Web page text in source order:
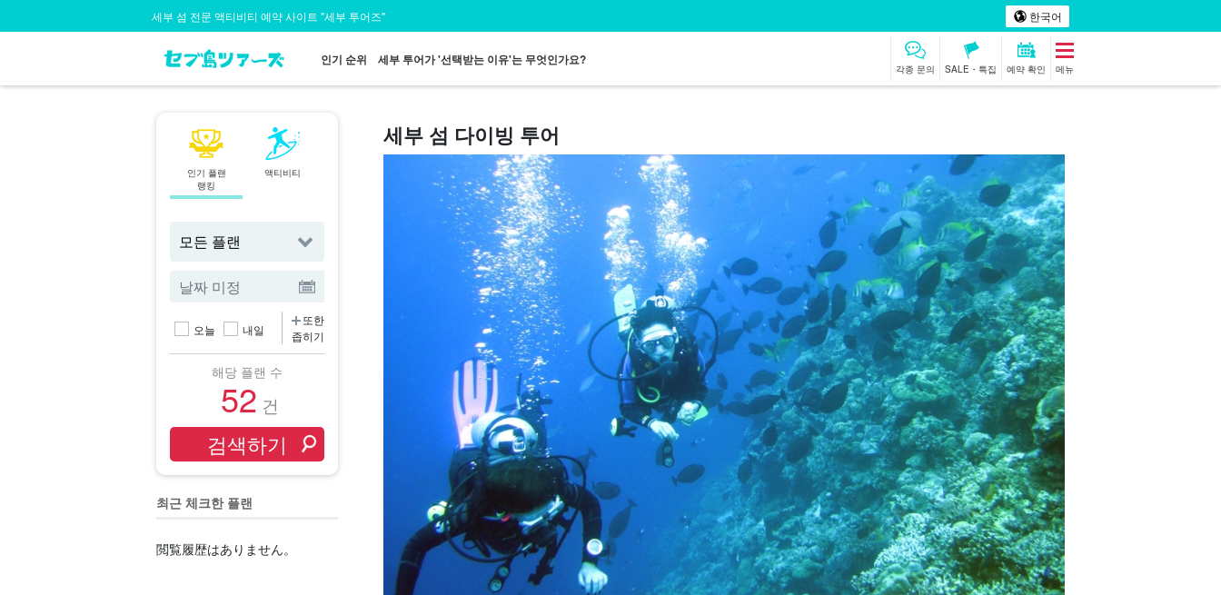
세부 섬 전문 액티비티 예약 사이트 "세부 투어즈" 한국어
인기 순위 세부 투어가 '선택받는 이유'는 무엇인가요?
각종 문의 SALE・특집 예약 확인 메뉴
인기 플랜
랭킹
액티비티
일본인 가이드
동행 투어
점심 포함 투어 무료 송영 투어
오늘 내일
또한
좁히기
해당 플랜 수
52 건
최근 체크한 플랜
閲覧履歴はありません。
세부 섬 다이빙 투어